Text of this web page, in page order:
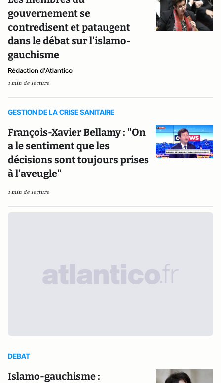
gouvernement se
contredisent et pataugent
dans le débat sur l'islamo-
gauchisme
Rédaction d'Atlantico
1 min de lecture
GESTION DE LA CRISE SANITAIRE
François-Xavier Bellamy : "On
a le sentiment que les
décisions sont toujours prises
à l’aveugle"
1 min de lecture
DEBAT
Islamo-gauchisme :